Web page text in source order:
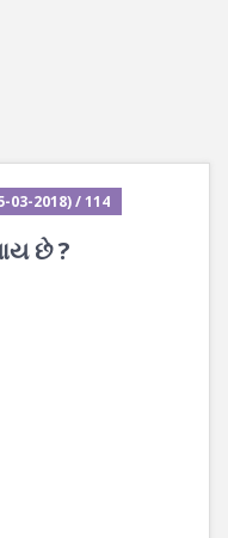
03-2018) / 114
છે ?